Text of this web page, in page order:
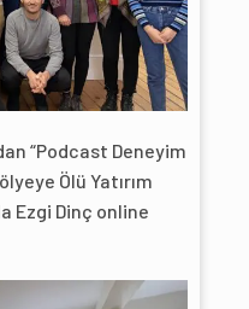
“Podcast Deneyim
Ölü Yatırım
Ezgi Dinç online